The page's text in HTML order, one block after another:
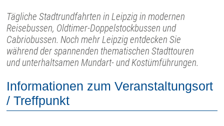
Tägliche Stadtrundfahrten in Leipzig in modernen
Reisebussen, Oldtimer-Doppelstockbussen und
Cabriobussen. Noch mehr Leipzig entdecken Sie
während der spannenden thematischen Stadttouren
und unterhaltsamen Mundart- und Kostümführungen.
Informationen zum Veranstaltungsort
/ Treffpunkt